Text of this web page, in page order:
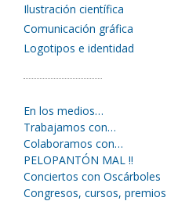
Ilustración científica
Comunicación gráfica
Logotipos e identidad
En los medios…
Trabajamos con…
Colaboramos con…
PELOPANTÓN MAL !!
Conciertos con Oscárboles
Congresos, cursos, premios